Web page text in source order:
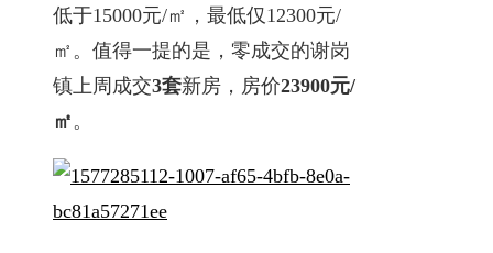
低于15000元/㎡，最低仅12300元/
㎡。值得一提的是，零成交的谢岗
镇上周成交3套新房，房价23900元/
㎡ 。